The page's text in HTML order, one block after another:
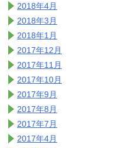
2018年4月
2018年3月
2018年1月
2017年12月
2017年11月
2017年10月
2017年9月
2017年8月
2017年7月
2017年4月